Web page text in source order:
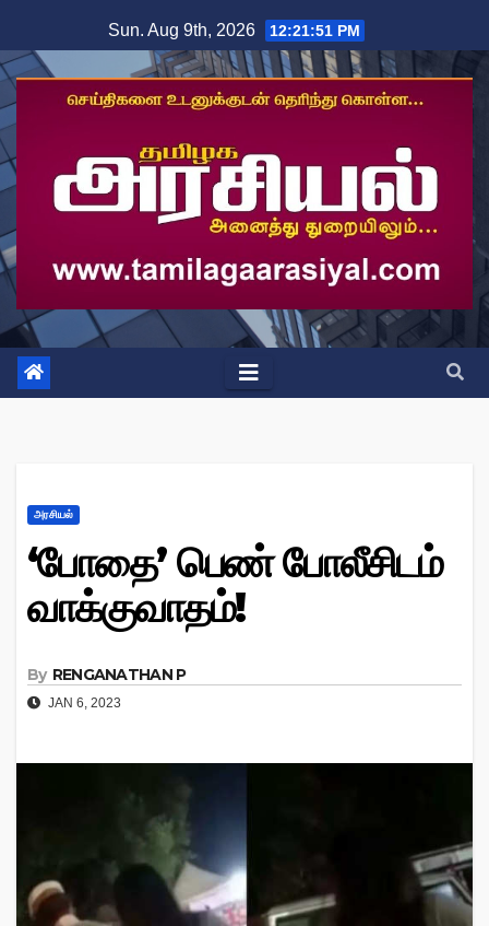
to
content
Sun. Aug 9th, 2026 12:21:52 PM
அரசியல்
‘போதை’ பெண் போலீசிடம்
வாக்குவாதம்!
By RENGANATHAN P
JAN 6, 2023